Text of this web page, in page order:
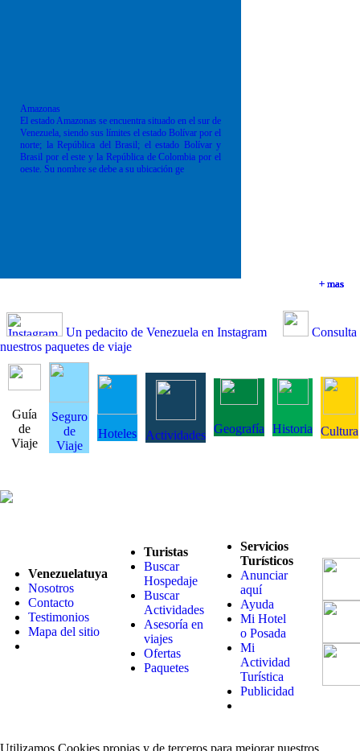
+ mas
+ mas
+ mas
Amazonas
El estado Amazonas se encuentra situado en el sur de
Venezuela, siendo sus límites el estado Bolívar por el
norte; la República del Brasil; el estado Bolívar y
Brasil por el este y la República de Colombia por el
oeste. Su nombre se debe a su ubicación ge
+ mas
Un pedacito de Venezuela en Instagram
Consulta
nuestros paquetes de viaje
Guía
de
Viaje
Seguro
de
Viaje
Hoteles Actividades Geografía Historia Cultura
Venezuelatuya
Nosotros
Contacto
Testimonios
Mapa del sitio
Turistas
Buscar
Hospedaje
Buscar
Actividades
Asesoría en
viajes
Ofertas
Paquetes
Servicios
Turísticos
Anunciar
aquí
Ayuda
Mi Hotel
o Posada
Mi
Actividad
Turística
Publicidad
Utilizamos Cookies propias y de terceros para mejorar nuestros